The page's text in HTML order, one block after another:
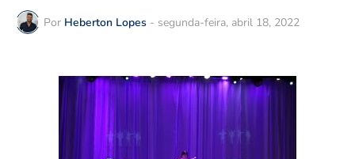
Por Heberton Lopes - segunda-feira, abril 18, 2022